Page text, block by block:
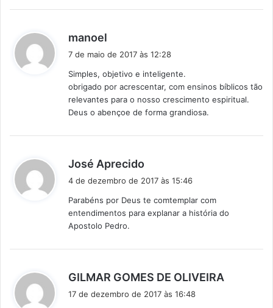
manoel
s
e
:
7 de maio de 2017 às 12:28
Simples, objetivo e inteligente.
obrigado por acrescentar, com ensinos bíblicos tão
relevantes para o nosso crescimento espiritual.
Deus o abençoe de forma grandiosa.
José Aprecido
s
e
4 de dezembro de 2017 às 15:46
Parabéns por Deus te comtemplar com
entendimentos para explanar a história do
Apostolo Pedro.
GILMAR GOMES DE OLIVEIRA
17 de dezembro de 2017 às 16:48